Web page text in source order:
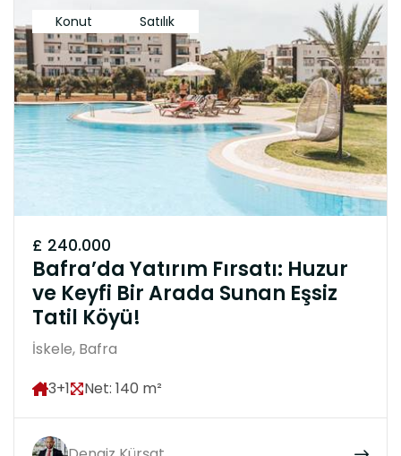
Konut Satılık
£ 240.000
Bafra’da Yatırım Fırsatı: Huzur
ve Keyfi Bir Arada Sunan Eşsiz
Tatil Köyü!
İskele, Bafra
3+1
Net: 140 m²